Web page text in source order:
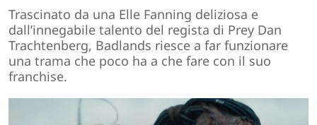
Trascinato da una Elle Fanning deliziosa e
dall’innegabile talento del regista di Prey Dan
Trachtenberg, Badlands riesce a far funzionare
una trama che poco ha a che fare con il suo
franchise.